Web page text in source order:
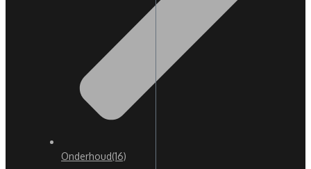
Onderhoud(16)